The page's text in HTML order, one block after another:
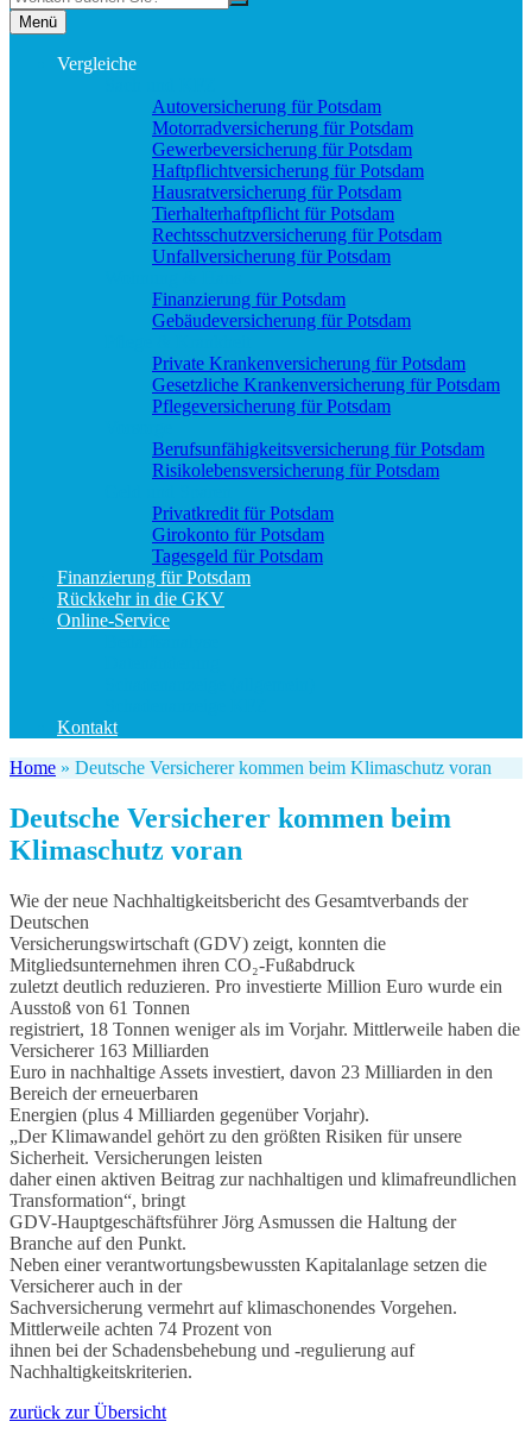
Suche
Menü
Vergleiche
Autoversicherung für Potsdam
Motorradversicherung für Potsdam
Gewerbeversicherung für Potsdam
Haftpflichtversicherung für Potsdam
Hausratversicherung für Potsdam
Tierhalterhaftpflicht für Potsdam
Rechtsschutzversicherung für Potsdam
Unfallversicherung für Potsdam
Finanzierung für Potsdam
Gebäudeversicherung für Potsdam
Private Krankenversicherung für Potsdam
Gesetzliche Krankenversicherung für Potsdam
Pflegeversicherung für Potsdam
Berufs­unfähigkeitsversicherung für Potsdam
Risikolebensversicherung für Potsdam
Privatkredit für Potsdam
Girokonto für Potsdam
Tagesgeld für Potsdam
Finanzierung für Potsdam
Rückkehr in die GKV
Online-Service
Kontakt
Home » Deutsche Versicherer kommen beim Klimaschutz voran
Deutsche Versicherer kommen beim
Klimaschutz voran
Wie der neue Nachhaltigkeitsbericht des Gesamtverbands der
Deutschen
Versicherungswirtschaft (GDV) zeigt, konnten die
Mitgliedsunternehmen ihren CO₂-Fußabdruck
zuletzt deutlich reduzieren. Pro investierte Million Euro wurde ein
Ausstoß von 61 Tonnen
registriert, 18 Tonnen weniger als im Vorjahr. Mittlerweile haben die
Versicherer 163 Milliarden
Euro in nachhaltige Assets investiert, davon 23 Milliarden in den
Bereich der erneuerbaren
Energien (plus 4 Milliarden gegenüber Vorjahr).
„Der Klimawandel gehört zu den größten Risiken für unsere
Sicherheit. Versicherungen leisten
daher einen aktiven Beitrag zur nachhaltigen und klimafreundlichen
Transformation“, bringt
GDV-Hauptgeschäftsführer Jörg Asmussen die Haltung der
Branche auf den Punkt.
Neben einer verantwortungsbewussten Kapitalanlage setzen die
Versicherer auch in der
Sachversicherung vermehrt auf klimaschonendes Vorgehen.
Mittlerweile achten 74 Prozent von
ihnen bei der Schadensbehebung und -regulierung auf
Nachhaltigkeitskriterien.
zurück zur Übersicht